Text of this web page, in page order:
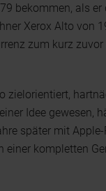
bekommen, als er
Xerox Alto von
zum kurz zuvor
zielorientiert,
Idee gewesen,
später mit
einer kompletten